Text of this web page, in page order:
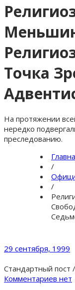
Точка
На протяжении
нередко
преследованию.
/
/
29 сентября, 1999
Стандартный пост /
Комментариев нет